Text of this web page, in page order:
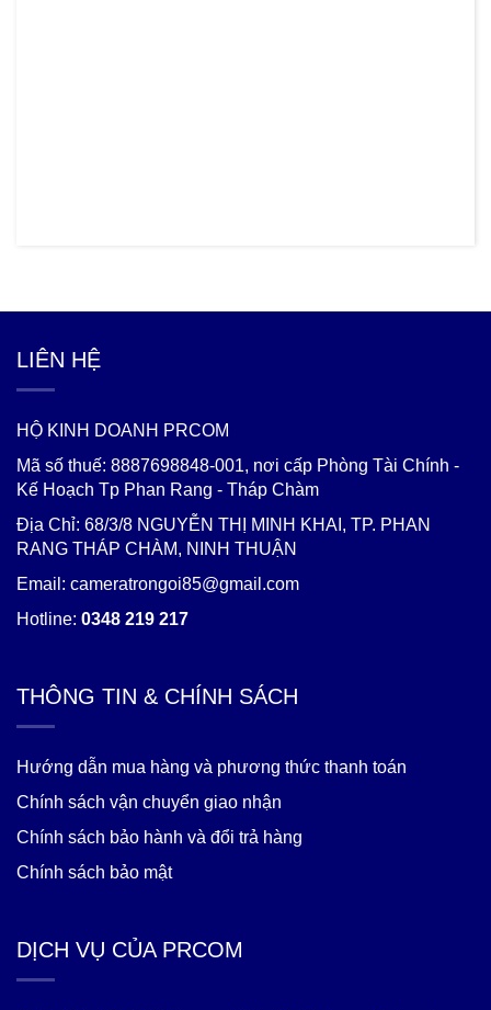
LIÊN HỆ
HỘ KINH DOANH PRCOM
Mã số thuế: 8887698848-001, nơi cấp Phòng Tài Chính -
Kế Hoạch Tp Phan Rang - Tháp Chàm
Địa Chỉ: 68/3/8 NGUYỄN THỊ MINH KHAI, TP. PHAN
RANG THÁP CHÀM, NINH THUẬN
Email: cameratrongoi85@gmail.com
Hotline: 0348 219 217
THÔNG TIN & CHÍNH SÁCH
Hướng dẫn mua hàng và phương thức thanh toán
Chính sách vận chuyển giao nhận
Chính sách bảo hành và đổi trả hàng
Chính sách bảo mật
DỊCH VỤ CỦA PRCOM